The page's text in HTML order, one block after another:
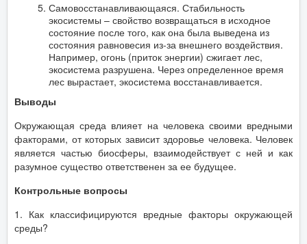
Самовосстанавливающаяся. Стабильность
экосистемы – свойство возвращаться в исходное
состояние после того, как она была выведена из
состояния равновесия из-за внешнего воздействия.
Например, огонь (приток энергии) сжигает лес,
экосистема разрушена. Через определенное время
лес вырастает, экосистема восстанавливается.
Выводы
Окружающая среда влияет на человека своими вредными
факторами, от которых зависит здоровье человека. Человек
является частью биосферы, взаимодействует с ней и как
разумное существо ответственен за ее будущее.
Контрольные вопросы
1. Как классифицируются вредные факторы окружающей
среды?